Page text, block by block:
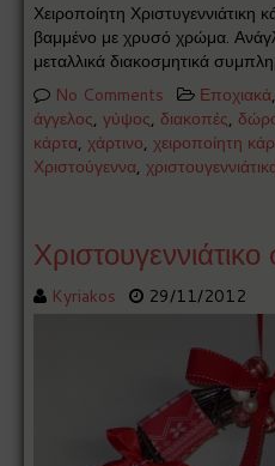
Χειροποίητη Χριστυγεννιάτικη
βαμμένο με χρυσό χρώμα.
μεταλλικά διακοσμητικά
No Comments
Εποχιακά,
άγγελος,γύψος, διακοπές,
κάρτα,χάρτινο,χειροποίητη
Χριστούγεννα,
Χριστουγεννιάτικο
Kyriakos 29/11/2012